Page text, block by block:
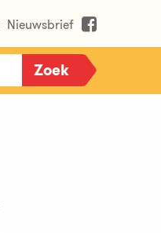
Nieuwsbrief